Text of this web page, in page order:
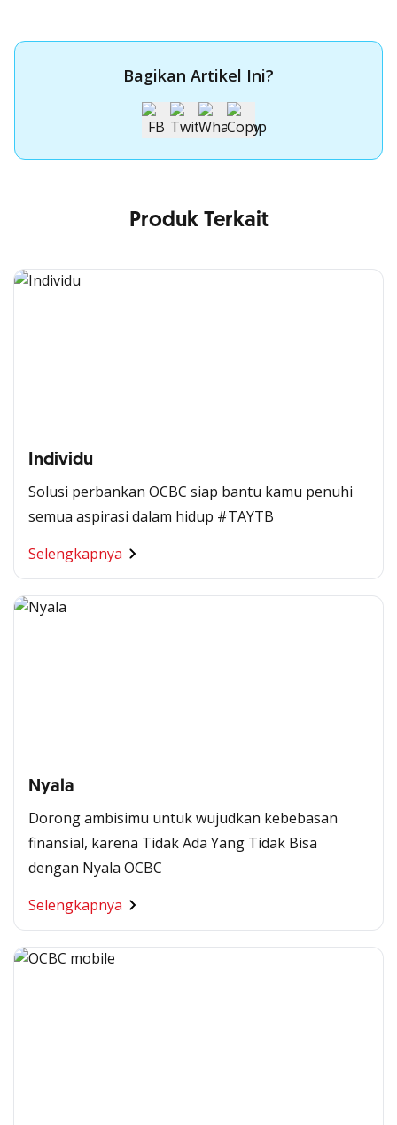
Bagikan Artikel Ini?
Produk Terkait
Individu
Solusi perbankan OCBC siap bantu kamu penuhi
semua aspirasi dalam hidup #TAYTB
Selengkapnya
Nyala
Dorong ambisimu untuk wujudkan kebebasan
finansial, karena Tidak Ada Yang Tidak Bisa
dengan Nyala OCBC
Selengkapnya